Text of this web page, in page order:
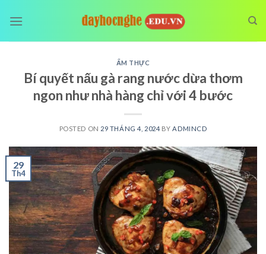
ẨM THỰC
Bí quyết nấu gà rang nước dừa thơm
ngon như nhà hàng chỉ với 4 bước
POSTED ON 29 THÁNG 4, 2024 BY ADMINCD
29
Th4